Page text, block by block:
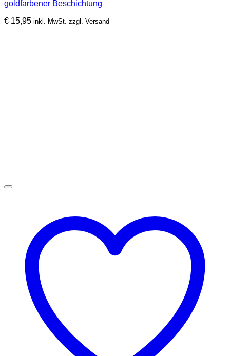
goldfarbener Beschichtung
€ 15,95 inkl. MwSt. zzgl. Versand